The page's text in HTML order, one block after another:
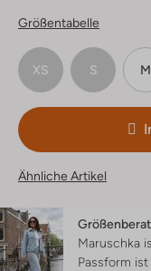
Größentabelle
XS S M
Ähnliche Artikel
Maruschka
Passform ist